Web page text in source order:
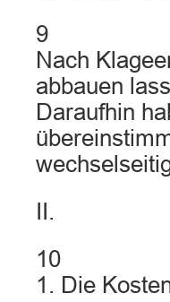
9
Nach
abbauen
Daraufhin
II.
10
1. Die